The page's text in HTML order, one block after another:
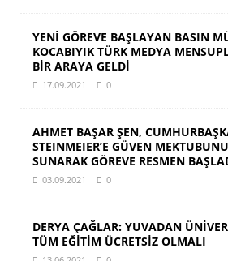
YENİ GÖREVE BAŞLAYAN BASIN
KOCABIYIK TÜRK MEDYA
BİR ARAYA GELDİ
17.09.2021 0
AHMET BAŞAR ŞEN,
STEINMEIER’E GÜVEN MEKTUBUNU
SUNARAK GÖREVE RESMEN
03.09.2021 0
DERYA ÇAĞLAR: YUVADAN
TÜM EĞİTİM ÜCRETSİZ OLMALI